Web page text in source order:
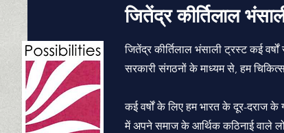
जितेंद्र कीर्तिलाल
जितेंद्र कीर्तिलाल भंसाली ट्रस्ट कई
सरकारी संगठनों के माध्यम से, हम
कई वर्षों के लिएहम भारत के दूर-दराज के
में अपने समाज केआर्थिक कठिनाई वाले